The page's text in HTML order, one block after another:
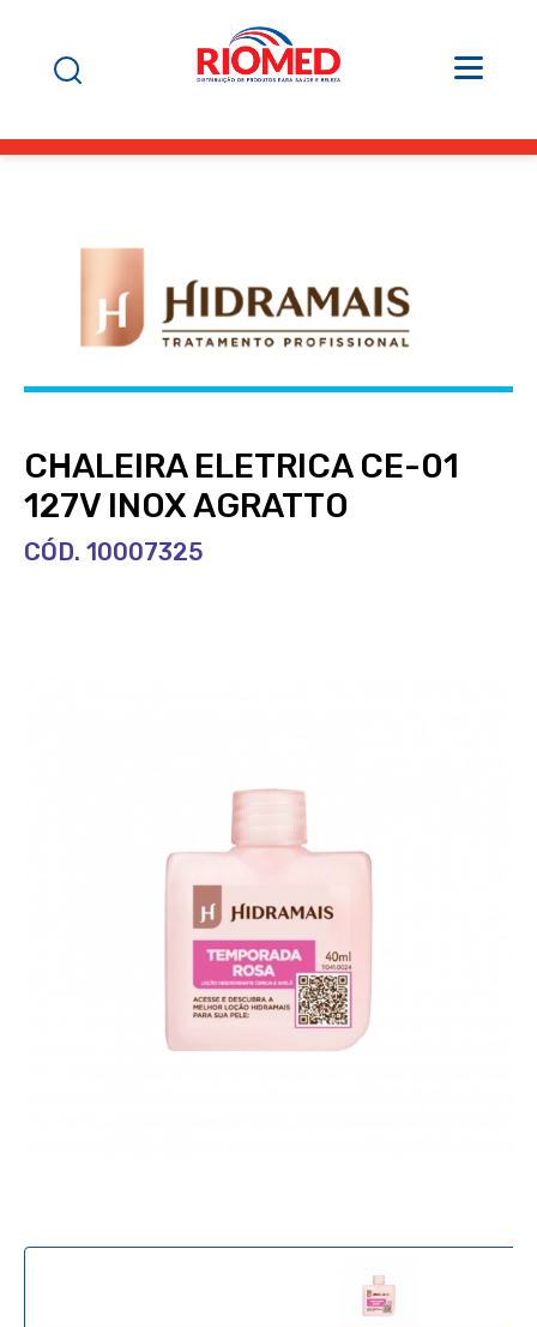
CHALEIRA ELETRICA CE-01
127V INOX AGRATTO
CÓD. 10007325